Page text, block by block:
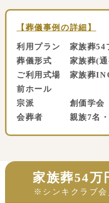
【葬儀事例の詳細】
利用プラン 家族葬54
葬儀形式 家族葬(通
ご利用式場 家族葬
前ホール
宗派 創価学会
会葬者 親族7名・
家族葬54万
※シンキクラブ会